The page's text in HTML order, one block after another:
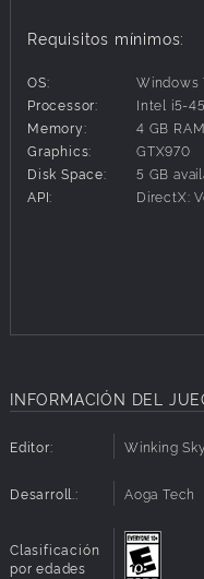
raza. Cuando
alterando el curso de
Andrea en sus viajes a
capaz de alterar el
verdadera identidad,
Características:
4. Un viaje fantástico
Requisitos mínimos:
OS:
Windows
Processor:
Intel i5-
Memory:
4 GB RAM
Graphics:
GTX970
Disk Space:
5 GB
API:
DirectX:
INFORMACIÓN DEL
Editor: Winking
Desarroll.: Aoga Tech
Clasificación
por edades